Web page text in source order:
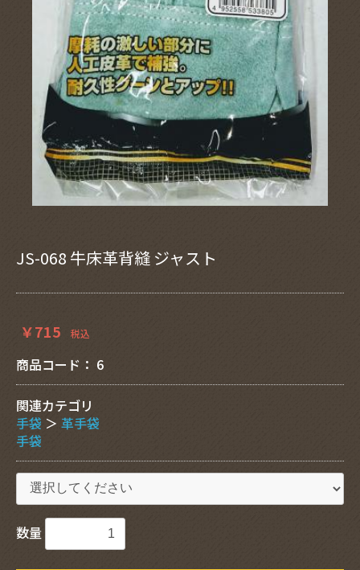
JS-068 牛床革背縫 ジャスト
￥715 税込
商品コード： 6
関連カテゴリ
手袋 ＞ 革手袋
手袋
数量